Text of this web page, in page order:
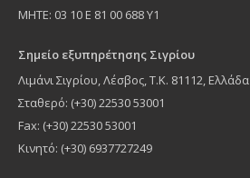
ΜΗΤΕ: 03 10 Ε 81 00 688 Υ1
Σημείο εξυπηρέτησης Σιγρίου
Λιμάνι Σιγρίου, Λέσβος, Τ.Κ. 81112, Ελλάδα
Σταθερό: (+30) 22530 53001
Fax: (+30) 22530 53001
Κινητό: (+30) 6937727249